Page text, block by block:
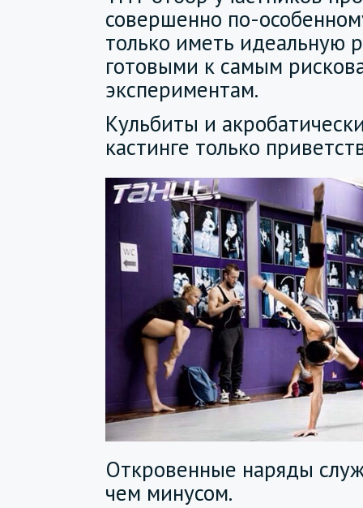
совершенно по-
только иметь идеальную
готовыми к самым
экспериментам.
Кульбиты и
кастинге только
Откровенные наряды
чем минусом.